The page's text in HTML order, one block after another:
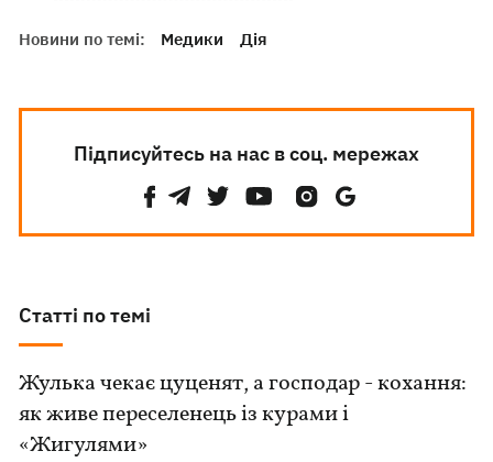
Новини по темі: Медики Дія
Підписуйтесь на нас в соц. мережах
Статті по темі
Жулька чекає цуценят, а господар - кохання:
як живе переселенець із курами і
«Жигулями»